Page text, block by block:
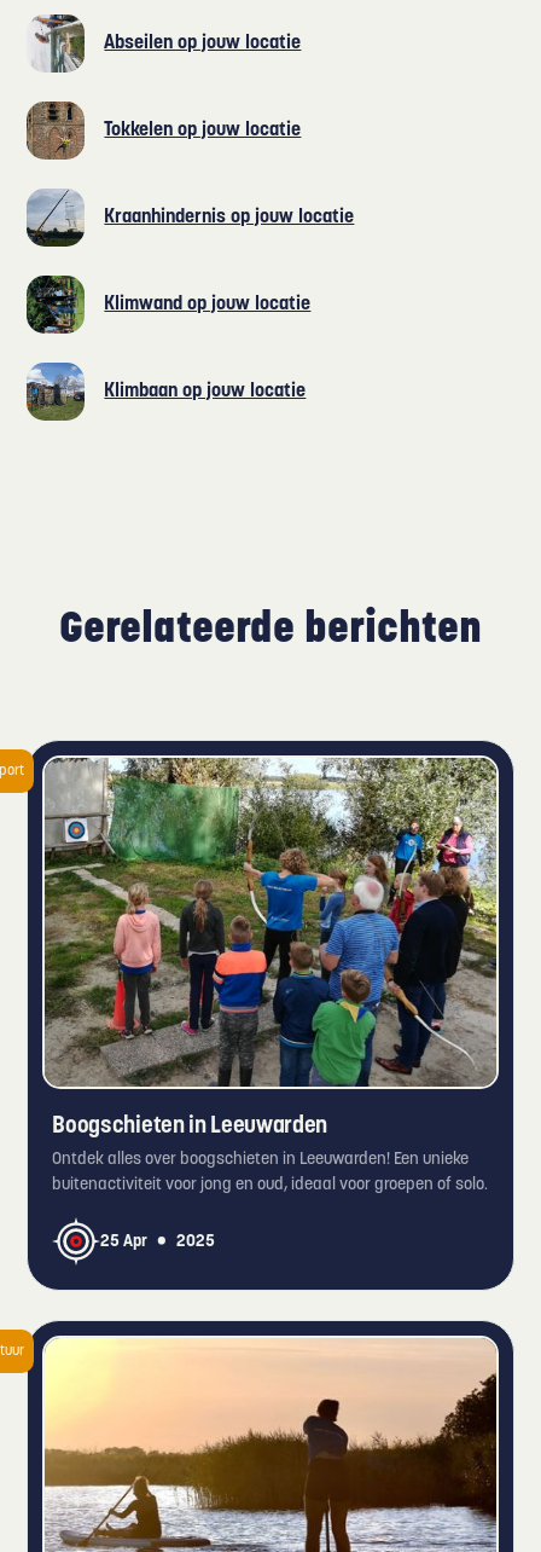
Abseilen op jouw locatie
Tokkelen op jouw locatie
Kraanhindernis op jouw locatie
Klimwand op jouw locatie
Klimbaan op jouw locatie
Gerelateerde berichten
Boogschieten in Leeuwarden
Ontdek alles over boogschieten in Leeuwarden! Een unieke
buitenactiviteit voor jong en oud, ideaal voor groepen of solo.
25 Apr • 2025